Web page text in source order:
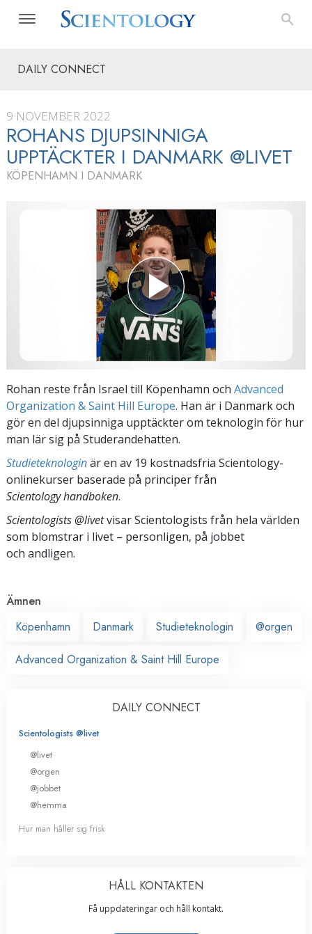
DAILY CONNECT
9 NOVEMBER 2022
ROHANS DJUPSINNIGA
UPPTÄCKTER I DANMARK @LIVET
KÖPENHAMN I DANMARK
Rohan reste från Israel till Köpenhamn och Advanced
Organization & Saint Hill Europe. Han är i Danmark och
gör en del djupsinniga upptäckter om teknologin för hur
man lär sig på Studerandehatten.
Studieteknologinär en av 19 kostnadsfria Scientology-
onlinekurser baserade på principer från
Scientology handboken.
Scientologists @livetvisar Scientologists från hela världen
som blomstrar i livet – personligen, på jobbet
och andligen.
Ämnen
Köpenhamn
Danmark Studieteknologin @orgen
Advanced Organization & Saint Hill Europe
DAILY CONNECT
Scientologists @livet
@livet
@orgen
@jobbet
@hemma
Hur man håller sig frisk
HÅLL KONTAKTEN
Få uppdateringar och håll kontakt.